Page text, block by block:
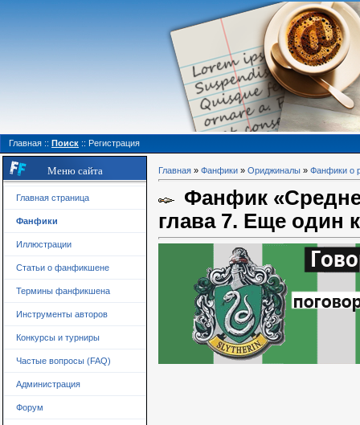
Главная :: Поиск :: Регистрация
Меню сайта
Главная страница
Фанфики
Иллюстрации
Статьи о фанфикшене
Термины фанфикшена
Инструменты авторов
Конкурсы и турниры
Частые вопросы (FAQ)
Администрация
Форум
Главная » Фанфики » Ориджиналы » Фанфики о
Фанфик
глава 7. Еще один